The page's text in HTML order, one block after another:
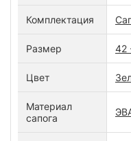
Комплектация
Размер 42
Цвет
Материал
сапога